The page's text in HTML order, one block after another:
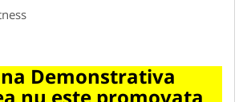
Demonstrativa
nu este promovata